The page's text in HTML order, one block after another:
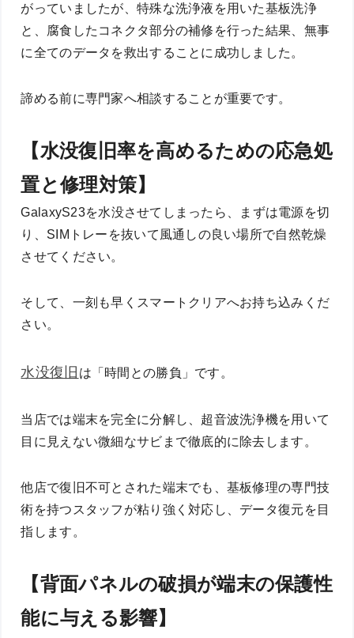
がっていましたが、特殊な洗浄液を用いた基板洗浄
と、腐食したコネクタ部分の補修を行った結果、無事
に全てのデータを救出することに成功しました。
諦める前に専門家へ相談することが重要です。
【水没復旧率を高めるための応急処
置と修理対策】
GalaxyS23を水没させてしまったら、まずは電源を切
り、SIMトレーを抜いて風通しの良い場所で自然乾燥
させてください。
そして、一刻も早くスマートクリアへお持ち込みくだ
さい。
水没復旧 は「時間との勝負」です。
当店では端末を完全に分解し、超音波洗浄機を用いて
目に見えない微細なサビまで徹底的に除去します。
他店で復旧不可とされた端末でも、基板修理の専門技
術を持つスタッフが粘り強く対応し、データ復元を目
指します。
【背面パネルの破損が端末の保護性
能に与える影響】